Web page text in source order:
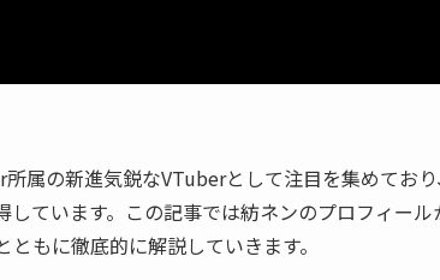
属の新進気鋭なVTuberとして注目を集めてお
しています。この記事では紡ネンのプロフィー
もに徹底的に解説していきます。